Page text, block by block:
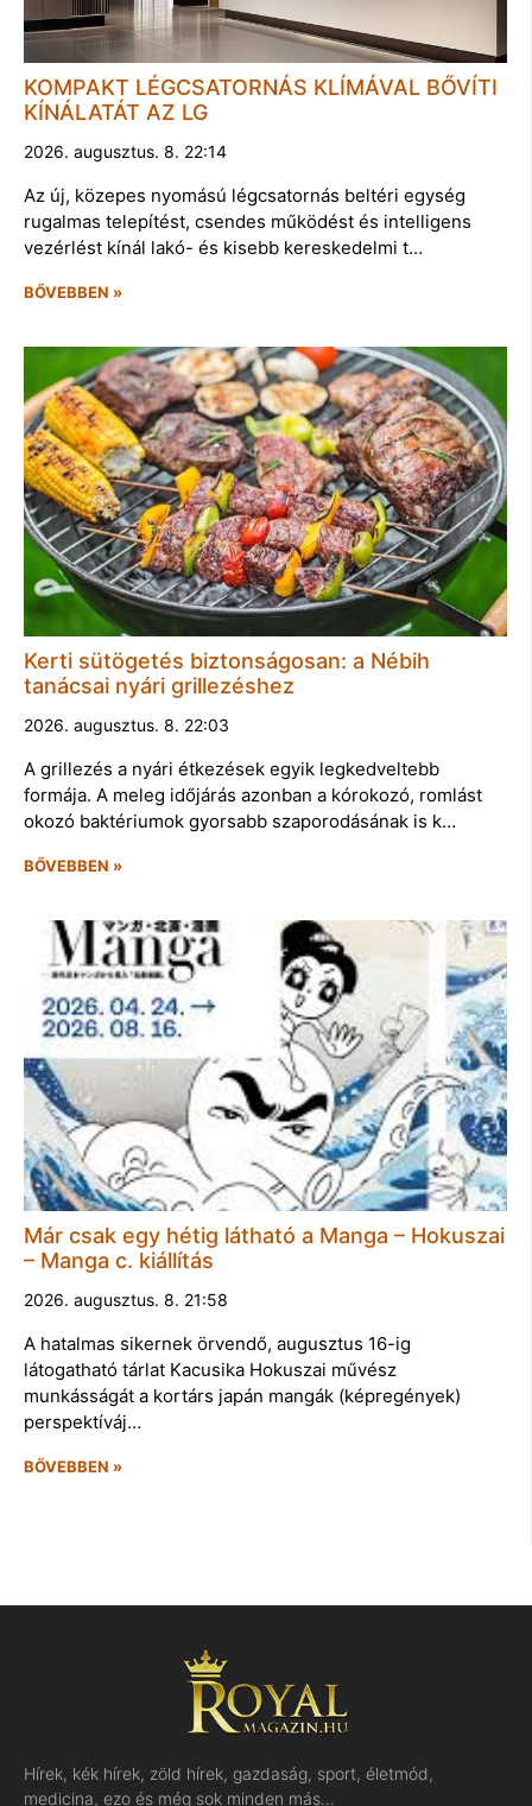
KOMPAKT LÉGCSATORNÁS KLÍMÁVAL BŐVÍTI
KÍNÁLATÁT AZ LG
2026. augusztus. 8. 22:14
Az új, közepes nyomású légcsatornás beltéri egység
rugalmas telepítést, csendes működést és intelligens
vezérlést kínál lakó- és kisebb kereskedelmi t…
BŐVEBBEN »
Kerti sütögetés biztonságosan: a Nébih
tanácsai nyári grillezéshez
2026. augusztus. 8. 22:03
A grillezés a nyári étkezések egyik legkedveltebb
formája. A meleg időjárás azonban a kórokozó, romlást
okozó baktériumok gyorsabb szaporodásának is k…
BŐVEBBEN »
Már csak egy hétig látható a Manga – Hokuszai
– Manga c. kiállítás
2026. augusztus. 8. 21:58
A hatalmas sikernek örvendő, augusztus 16-ig
látogatható tárlat Kacusika Hokuszai művész
munkásságát a kortárs japán mangák (képregények)
perspektíváj…
BŐVEBBEN »
Hírek, kék hírek, zöld hírek, gazdaság, sport, életmód,
medicina, ezo és még sok minden más…